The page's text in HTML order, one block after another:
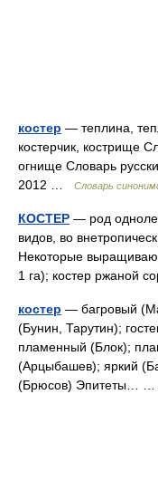
костер — теплина,
костерчик, кострище
огнище Словарь
2012 …
Словарь
КОСТЕР — род
видов, во
Некоторые
1 га); костер ржаной
костер — багровый
(Бунин, Тарутин);
пламенный (Блок);
(Арцыбашев); яркий
(Брюсов) Эпитеты… …